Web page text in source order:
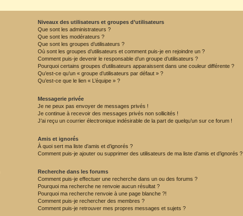
Niveaux des utilisateurs et groupes d’utilisateurs
Que sont les administrateurs ?
Que sont les modérateurs ?
Que sont les groupes d’utilisateurs ?
Où sont les groupes d’utilisateurs et comment puis-je en rejoindre un ?
Comment puis-je devenir le responsable d’un groupe d’utilisateurs ?
Pourquoi certains groupes d’utilisateurs apparaissent dans une couleur différente ?
Qu’est-ce qu’un « groupe d’utilisateurs par défaut » ?
Qu’est-ce que le lien « L’équipe » ?
Messagerie privée
Je ne peux pas envoyer de messages privés !
Je continue à recevoir des messages privés non sollicités !
J’ai reçu un courrier électronique indésirable de la part de quelqu’un sur ce forum !
Amis et ignorés
À quoi sert ma liste d’amis et d’ignorés ?
Comment puis-je ajouter ou supprimer des utilisateurs de ma liste d’amis et d’ignorés ?
Recherche dans les forums
Comment puis-je effectuer une recherche dans un ou des forums ?
Pourquoi ma recherche ne renvoie aucun résultat ?
Pourquoi ma recherche renvoie à une page blanche ?!
Comment puis-je rechercher des membres ?
Comment puis-je retrouver mes propres messages et sujets ?